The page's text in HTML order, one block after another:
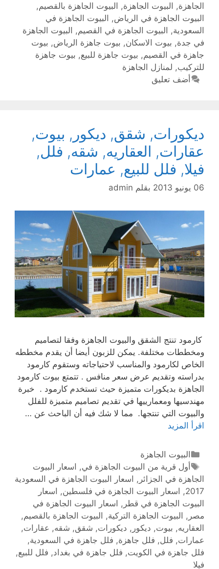
الجاهزة, البيوت الجاهزة, البيوت الجاهزة بالقصيم,
البيوت الجاهزة في الرياض , البيوت الجاهزة في
السعودية, البيوت الجاهزة في القصيم, البيوت الجاهزة
في جدة, بيوت الاسكان, بيوت جاهزة الرياض , بيوت
جاهزة في القصيم, بيوت جاهزة للبيع, بيوت جاهزة
للتركيب, لمنازل الجاهزة‏
أضف تعليق
ديكورات, شقق, ديكور, بيوت,
عقارات, العقاريه, شقه, فلل,
فيلا, فلل للبيع, عمارات
06 يونيو 2013 بقلم admin
كارمود تنتج الشقق والبيوت الجاهزة وفقا لتصاميم
ومخططات مختلفة. يمكن للزبون أيضا أن يقدم مخططه
الخاص لكارمود والمناسب لاحتياجاته وستقوم كارمود
بدراسته وتقديم عرض سعر منافس . تتمتع بيوت كارمود
الجاهزة بديكورات متميزة حيث تستخدم كارمود . خبرة
مهندسيها ومعمارييها في تقديم تصاميم متميزة للفلل
والبيوت التي تنتجها. مما لا شك فيه أن الباحث عن …
اقرأ المزيد
البيوت الجاهزة
أول قرية من البيوت الجاهزة في , اسعار البيوت
الجاهزة في الجزائر, اسعار البيوت الجاهزة في السعودية
2017
, اسعار البيوت الجاهزة في فلسطين, اسعار
البيوت الجاهزة في قطر, اسعار البيوت الجاهزة في
مصر, البيوت الجاهزة التركية, البيوت الجاهزة بالقصيم,
العقاريه, بيوت, ديكور, ديكورات, شقق, شقه, عقارات,
عمارات, فلل , فلل جاهزة, فلل جاهزة في السعودية,
فلل جاهزة في الكويت, فلل جاهزة في بغداد, فلل للبيع,
فيلا